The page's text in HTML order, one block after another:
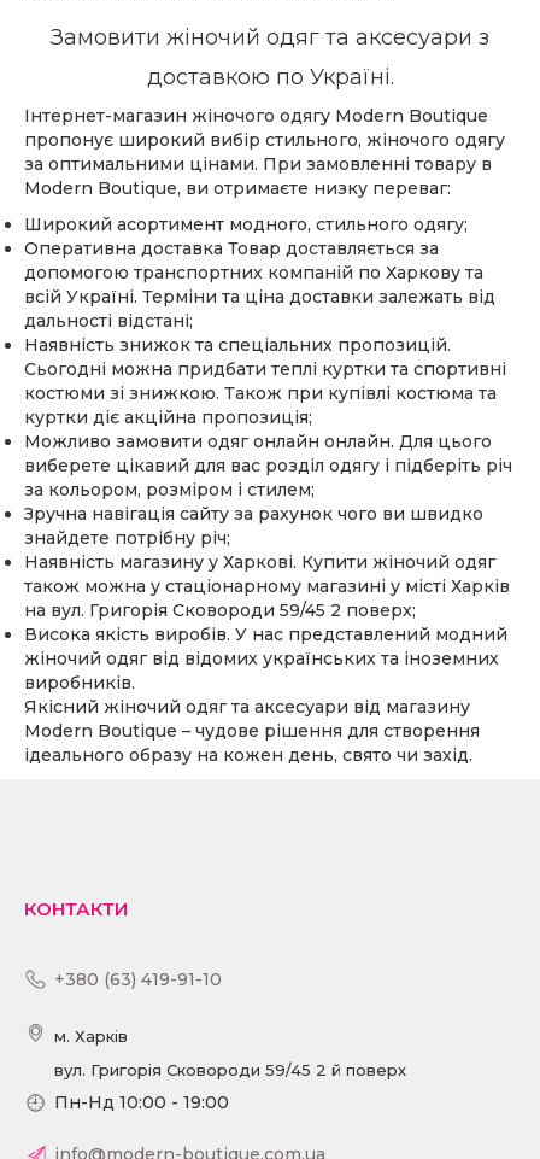
Замовити жіночий одяг та аксесуари з
доставкою по Україні.
Інтернет-магазин жіночого одягу Modern Boutique
пропонує широкий вибір стильного, жіночого одягу
за оптимальними цінами. При замовленні товару в
Modern Boutique, ви отримаєте низку переваг:
Широкий асортимент модного, стильного одягу;
Оперативна доставка Товар доставляється за
допомогою транспортних компаній по Харкову та
всій Україні. Терміни та ціна доставки залежать від
дальності відстані;
Наявність знижок та спеціальних пропозицій.
Сьогодні можна придбати теплі куртки та спортивні
костюми зі знижкою. Також при купівлі костюма та
куртки діє акційна пропозиція;
Можливо замовити одяг онлайн онлайн. Для цього
виберете цікавий для вас розділ одягу і підберіть річ
за кольором, розміром і стилем;
Зручна навігація сайту за рахунок чого ви швидко
знайдете потрібну річ;
Наявність магазину у Харкові. Купити жіночий одяг
також можна у стаціонарному магазині у місті Харків
на вул. Григорія Сковороди 59/45 2 поверх;
Висока якість виробів. У нас представлений модний
жіночий одяг від відомих українських та іноземних
виробників.
Якісний жіночий одяг та аксесуари від магазину
Modern Boutique – чудове рішення для створення
ідеального образу на кожен день, свято чи захід.
КОНТАКТИ
+380 (63) 419-91-10
м. Харків
вул. Григорія Сковороди 59/45 2 й поверх
Пн-Нд 10:00 - 19:00
info@modern-boutique.com.ua